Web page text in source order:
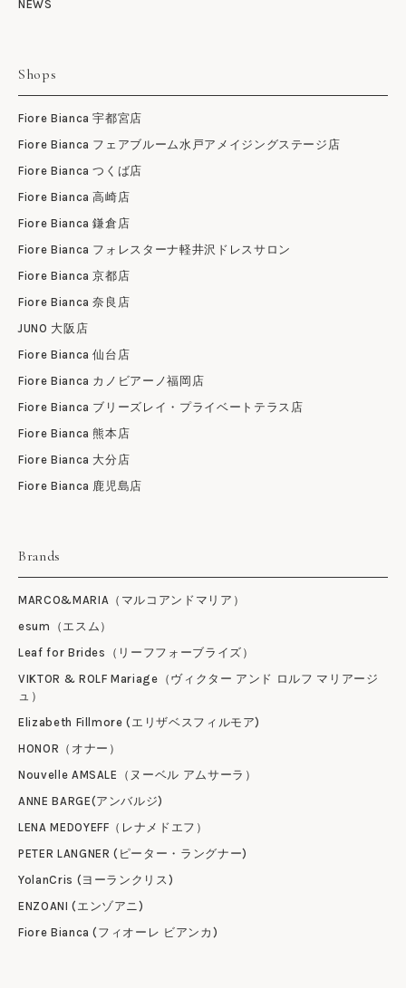
NEWS
Shops
Fiore Bianca 宇都宮店
Fiore Bianca フェアブルーム水戸アメイジングステージ店
Fiore Bianca つくば店
Fiore Bianca 高崎店
Fiore Bianca 鎌倉店
Fiore Bianca フォレスターナ軽井沢ドレスサロン
Fiore Bianca 京都店
Fiore Bianca 奈良店
JUNO 大阪店
Fiore Bianca 仙台店
Fiore Bianca カノビアーノ福岡店
Fiore Bianca ブリーズレイ・プライベートテラス店
Fiore Bianca 熊本店
Fiore Bianca 大分店
Fiore Bianca 鹿児島店
Brands
MARCO&MARIA（マルコアンドマリア）
esum（エスム）
Leaf for Brides（リーフフォーブライズ）
VIKTOR & ROLF Mariage（ヴィクター アンド ロルフ マリアージ
ュ）
Elizabeth Fillmore (エリザベスフィルモア)
HONOR（オナー）
Nouvelle AMSALE（ヌーベル アムサーラ）
ANNE BARGE(アンバルジ)
LENA MEDOYEFF（レナメドエフ）
PETER LANGNER (ピーター・ラングナー)
YolanCris (ヨーランクリス)
ENZOANI (エンゾアニ)
Fiore Bianca (フィオーレ ビアンカ)